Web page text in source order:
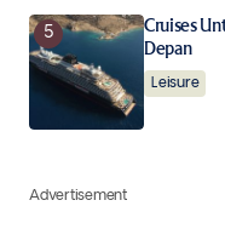
Cruises
Depan
Leisure
Advertisement